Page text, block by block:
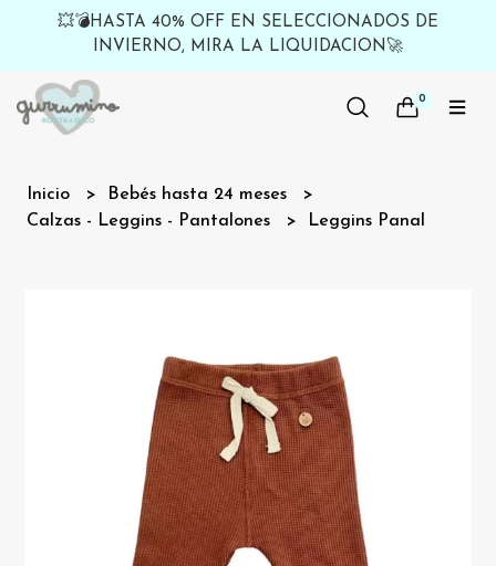
💥💣HASTA 40% OFF EN SELECCIONADOS DE
INVIERNO, MIRA LA LIQUIDACION🚀
0
Inicio
Bebés hasta 24 meses
Calzas - Leggins - Pantalones
Leggins Panal